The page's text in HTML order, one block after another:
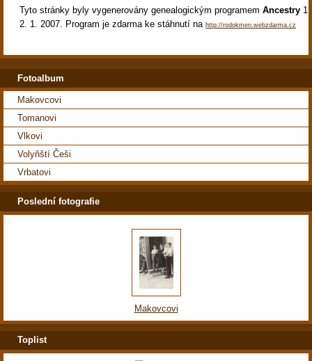
Tyto stránky byly vygenerovány genealogickým programem Ancestry
2. 1. 2007. Program je zdarma ke stáhnutí na http://rodokmen.webzdarma.cz
Fotoalbum
Makovcovi
Tomanovi
Vlkovi
Volyňští Češi
Vrbatovi
Poslední fotografie
Makovcovi
Toplist